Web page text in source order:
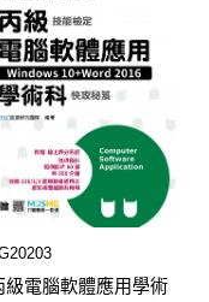
級電腦軟體應用學術